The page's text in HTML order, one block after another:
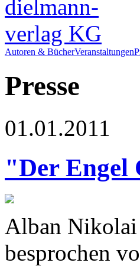
Autoren & BücherVeranstaltungen
Presse
01.01.2011
"Der Engel
Alban Nikolai
besprochen